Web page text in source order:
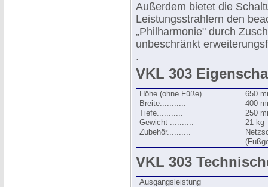
Außerdem bietet die
Leistungsstrahlern den
„Philharmonie" durch
unbeschränkt
.
VKL 303
Höhe (ohne Füße)........
650
Breite...........
400
Tiefe...........
250
Gewicht ..........
21 kg
Zubehör..........
VKL 303
Ausgangsleistung